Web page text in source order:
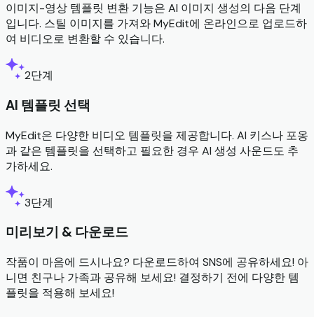
이미지-영상 템플릿 변환 기능은 AI 이미지 생성의 다음 단계
입니다. 스틸 이미지를 가져와 MyEdit에 온라인으로 업로드하
여 비디오로 변환할 수 있습니다.
2단계
AI 템플릿 선택
MyEdit은 다양한 비디오 템플릿을 제공합니다. AI 키스나 포옹
과 같은 템플릿을 선택하고 필요한 경우 AI 생성 사운드도 추
가하세요.
3단계
미리보기 & 다운로드
작품이 마음에 드시나요? 다운로드하여 SNS에 공유하세요! 아
니면 친구나 가족과 공유해 보세요! 결정하기 전에 다양한 템
플릿을 적용해 보세요!